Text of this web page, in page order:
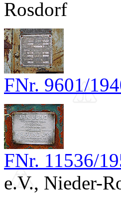
Rosdorf
FNr. 9601/
FNr. 11536/
e.V., Nieder-